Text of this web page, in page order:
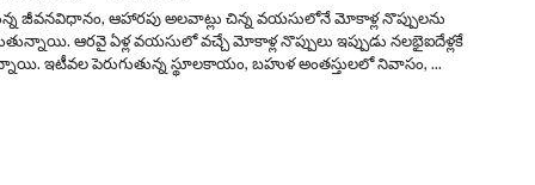
జీవనవిధానం, ఆహారపు అలవాట్లు చిన్న వయసులోనే మోకాళ్ల నొప్పులను
ఆరవై ఏళ్ల వయసులో వచ్చే మోకాళ్ల నొప్పులు ఇప్పుడు నలభైఐదేళ్లకే
ఇటీవల పెరుగుతున్న స్థూలకాయం, బహుళ అంతస్తులలో నివాసం, ...